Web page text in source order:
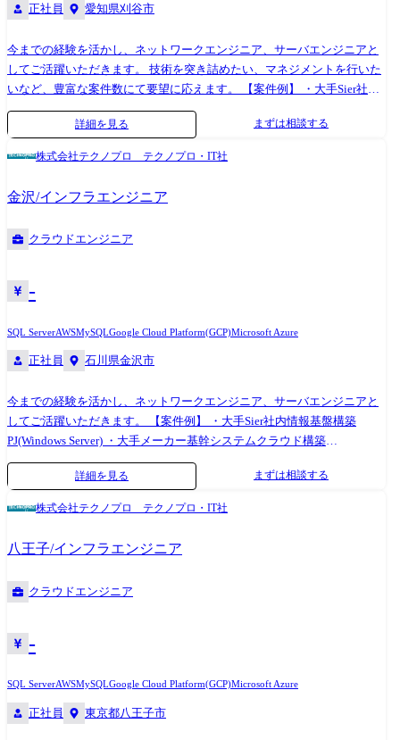
正社員 愛知県刈谷市
今までの経験を活かし、ネットワークエンジニア、サーバエンジニアと
してご活躍いただきます。 技術を突き詰めたい、マネジメントを行いた
いなど、豊富な案件数にて要望に応えます。 【案件例】 ・大手Sier社内
情報基盤構築PJ(Windows Server) ・大手メーカー基幹システムクラウド構
築(AWS,Azure,Google) ・インフラ仮想基盤構築(Citrix,Vmware) ・半導体
詳細を見る まずは相談する
株式会社テクノプロ テクノプロ・IT社
金沢/インフラエンジニア
クラウドエンジニア
-
SQL ServerAWSMySQLGoogle Cloud Platform(GCP)Microsoft Azure
正社員 石川県金沢市
今までの経験を活かし、ネットワークエンジニア、サーバエンジニアと
してご活躍いただきます。 【案件例】 ・大手Sier社内情報基盤構築
PJ(Windows Server) ・大手メーカー基幹システムクラウド構築
(AWS,Azure,Google) ・インフラ仮想基盤構築(Citrix,Vmware) ・半導体メ
ーカー向けデータベース構築(Oracle,SQL Server) ・社内インフラ構築実現
PJ(Cisco) ・セキュリティアーキテクチャの設計支援 ・基幹ネットワーク
詳細を見る まずは相談する
株式会社テクノプロ テクノプロ・IT社
八王子/インフラエンジニア
クラウドエンジニア
-
SQL ServerAWSMySQLGoogle Cloud Platform(GCP)Microsoft Azure
正社員 東京都八王子市